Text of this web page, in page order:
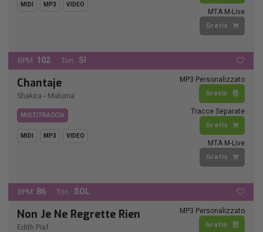
MIDI MP3 VIDEO
MTA M-Live
Gratis
BPM: 102 Ton.: SI
Chantaje
Shakira - Maluma
MULTITRACCIA
MIDI MP3 VIDEO
MP3 Personalizzato
Gratis
Tracce Separate
Gratis
MTA M-Live
Gratis
BPM: 86 Ton.: SOL
Non Je Ne Regrette Rien
Edith Piaf
MP3 Personalizzato
Gratis